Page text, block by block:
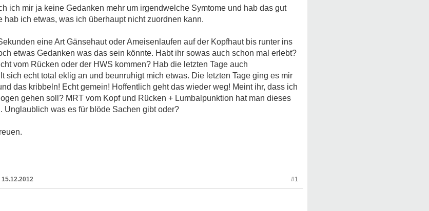
ich mir ja keine Gedanken mehr um irgendwelche Symtome und hab das gut
hab ich etwas, was ich überhaupt nicht zuordnen kann.
eine Art Gänsehaut oder Ameisenlaufen auf der Kopfhaut bis runter ins
etwas Gedanken was das sein könnte. Habt ihr sowas auch schon mal erlebt?
vom Rücken oder der HWS kommen? Hab die letzten Tage auch
sich echt total eklig an und beunruhigt mich etwas. Die letzten Tage ging es mir
das kribbeln! Echt gemein! Hoffentlich geht das wieder weg! Meint ihr, dass ich
gehen soll? MRT vom Kopf und Rücken + Lumbalpunktion hat man dieses
Unglaublich was es für blöde Sachen gibt oder?
15.12.2012 #1